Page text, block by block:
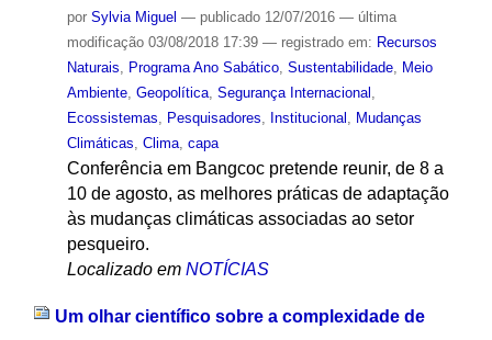
por Sylvia Miguel — publicado12/07/2016 — última
modificação03/08/2018 17:39 — registrado em: Recursos
Naturais, Programa Ano Sabático, Sustentabilidade, Meio
Ambiente, Geopolítica, Segurança Internacional ,
Ecossistemas, Pesquisadores, Institucional , Mudanças
Climáticas, Clima, capa
Conferência em Bangcoc pretende reunir, de 8 a
10 de agosto, as melhores práticas de adaptação
às mudanças climáticas associadas ao setor
pesqueiro.
Localizado em NOTÍCIAS
Um olhar científico sobre a complexidade de